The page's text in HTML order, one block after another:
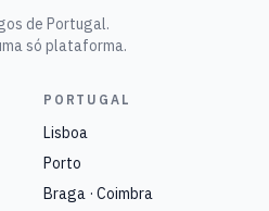
de Portugal.
só plataforma.
PORTUGAL
Lisboa
Porto
Braga · Coimbra